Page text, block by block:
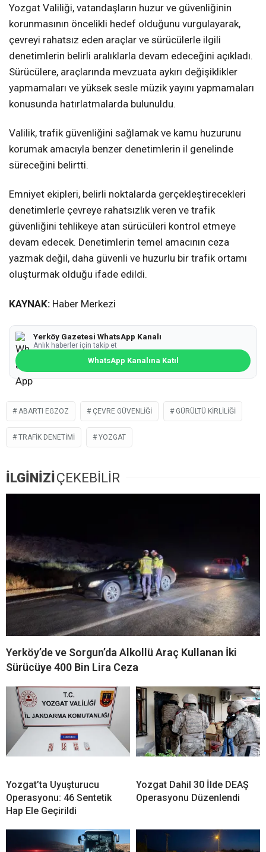
Yozgat Valiliği, vatandaşların huzur ve güvenliğinin
korunmasının öncelikli hedef olduğunu vurgulayarak,
çevreyi rahatsız eden araçlar ve sürücülerle ilgili
denetimlerin belirli aralıklarla devam edeceğini açıkladı.
Sürücülere, araçlarında mevzuata aykırı değişiklikler
yapmamaları ve yüksek sesle müzik yayını yapmamaları
konusunda hatırlatmalarda bulunuldu.
Valilik, trafik güvenliğini sağlamak ve kamu huzurunu
korumak amacıyla benzer denetimlerin il genelinde
süreceğini belirtti.
Emniyet ekipleri, belirli noktalarda gerçekleştirecekleri
denetimlerle çevreye rahatsızlık veren ve trafik
güvenliğini tehlikeye atan sürücüleri kontrol etmeye
devam edecek. Denetimlerin temel amacının ceza
yazmak değil, daha güvenli ve huzurlu bir trafik ortamı
oluşturmak olduğu ifade edildi.
KAYNAK: Haber Merkezi
Yerköy Gazetesi WhatsApp Kanalı
Anlık haberler için takip et
WhatsApp Kanalına Katıl
ABARTI EGZOZ ÇEVRE GÜVENLIĞI GÜRÜLTÜ KIRLILIĞI
TRAFIK DENETIMI YOZGAT
İLGİNİZİÇEKEBİLİR
Yerköy’de ve Sorgun’da Alkollü Araç Kullanan İki
Sürücüye 400 Bin Lira Ceza
Yozgat’ta Uyuşturucu
Operasyonu: 46 Sentetik
Hap Ele Geçirildi
Yozgat Dahil 30 İlde DEAŞ
Operasyonu Düzenlendi